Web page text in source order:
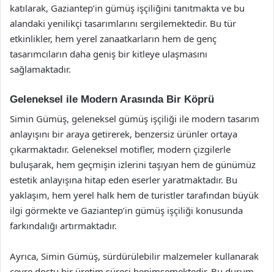
katılarak, Gaziantep’in gümüş işçiliğini tanıtmakta ve bu
alandaki yenilikçi tasarımlarını sergilemektedir. Bu tür
etkinlikler, hem yerel zanaatkarların hem de genç
tasarımcıların daha geniş bir kitleye ulaşmasını
sağlamaktadır.
Geleneksel ile Modern Arasında Bir Köprü
Simin Gümüş, geleneksel gümüş işçiliği ile modern tasarım
anlayışını bir araya getirerek, benzersiz ürünler ortaya
çıkarmaktadır. Geleneksel motifler, modern çizgilerle
buluşarak, hem geçmişin izlerini taşıyan hem de günümüz
estetik anlayışına hitap eden eserler yaratmaktadır. Bu
yaklaşım, hem yerel halk hem de turistler tarafından büyük
ilgi görmekte ve Gaziantep’in gümüş işçiliği konusunda
farkındalığı artırmaktadır.
Ayrıca, Simin Gümüş, sürdürülebilir malzemeler kullanarak